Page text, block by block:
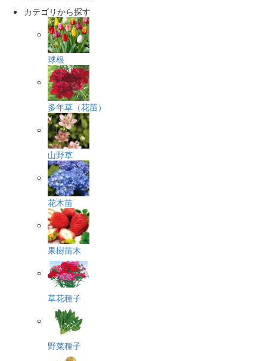
カテゴリから探す
球根
多年草（花苗）
山野草
花木苗
果樹苗木
草花種子
野菜種子